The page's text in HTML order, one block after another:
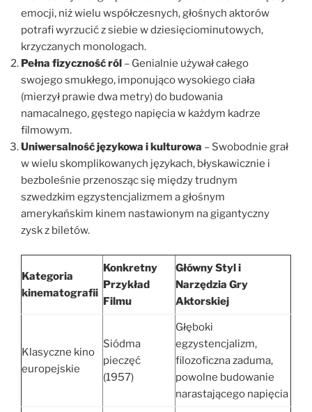
emocji, niż wielu współczesnych, głośnych aktorów
potrafi wyrzucić z siebie w dziesięciominutowych,
krzyczanych monologach.
Pełna fizyczność ról – Genialnie używał całego
swojego smukłego, imponująco wysokiego ciała
(mierzył prawie dwa metry) do budowania
namacalnego, gęstego napięcia w każdym kadrze
filmowym.
Uniwersalność językowa i kulturowa – Swobodnie grał
w wielu skomplikowanych językach, błyskawicznie i
bezboleśnie przenosząc się między trudnym
szwedzkim egzystencjalizmem a głośnym
amerykańskim kinem nastawionym na gigantyczny
zysk z biletów.
Kategoria
kinematografii
Konkretny
Przykład
Filmu
Główny Styl i
Narzędzia Gry
Aktorskiej
Klasyczne kino
europejskie
Siódma
pieczęć
(1957)
Głęboki
egzystencjalizm,
filozoficzna zaduma,
powolne budowanie
narastającego napięcia